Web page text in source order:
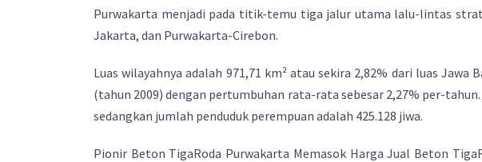
Purwakarta menjadi pada titik-temu tiga jalur utama lalu-lintas
Jakarta, dan Purwakarta-Cirebon.
Luas wilayahnya adalah 971,71 km² atau sekira 2,82% dari luas Jawa
(tahun 2009) dengan pertumbuhan rata-rata sebesar 2,27% per-
sedangkan jumlah penduduk perempuan adalah 425.128 jiwa.
Pionir Beton TigaRoda Purwakarta Memasok Harga Jual Beton